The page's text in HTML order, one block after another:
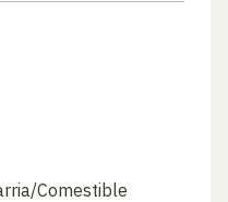
Comestible